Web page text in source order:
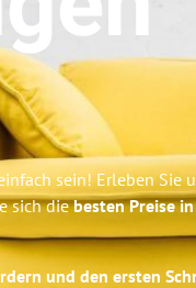
sein! Erleben Sie
sich diebesten Preise
und den ersten